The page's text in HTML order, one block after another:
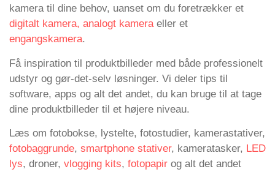
kamera til dine behov, uanset om du foretrækker et
digitalt kamera, analogt kameraeller et
engangskamera.
Få inspiration til produktbilleder med både professionelt
udstyr og gør-det-selv løsninger. Vi deler tips til
software, apps og alt det andet, du kan bruge til at tage
dine produktbilleder til et højere niveau.
Læs om fotobokse, lystelte, fotostudier, kamerastativer,
fotobaggrunde, smartphone stativer, kameratasker, LED
lys, droner, vlogging kits, fotopapir og alt det andet